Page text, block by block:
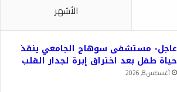
الأشهر
عاجل- مستشفى سوهاج الجامعي ينقذ
حياة طفل بعد اختراق إبرة لجدار القلب
أغسطس 8, 2026